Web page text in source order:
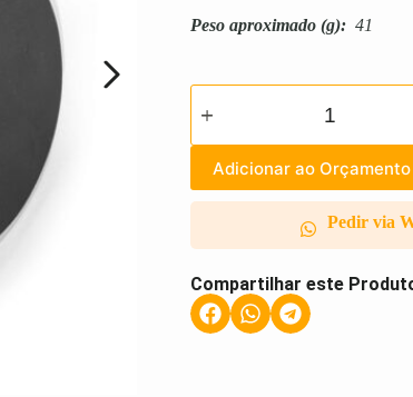
Peso aproximado (g): 41
Adicionar ao Orçamento
Pedir via
Compartilhar este